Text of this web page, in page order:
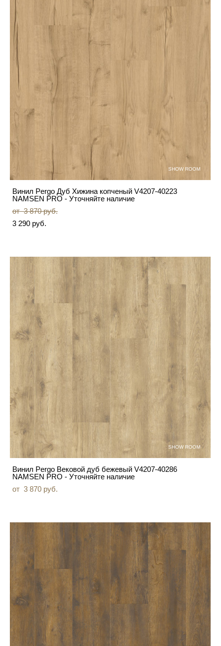
SHOW ROOM
Винил Pergo Дуб Хижина копченый V4207-40223
NAMSEN PRO - Уточняйте наличие
от 3 870 pуб.
3 290 pуб.
SHOW ROOM
Винил Pergo Вековой дуб бежевый V4207-40286
NAMSEN PRO - Уточняйте наличие
от 3 870 pуб.